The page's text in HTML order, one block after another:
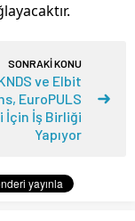
SONRAKİ KONU
ve Elbit
EuroPULS
İçin İş Birliği
Yapıyor